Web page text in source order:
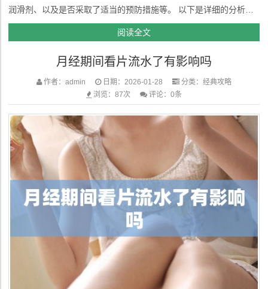
润滑剂、以及是否采取了适当的预防措施等。 以下是详细的分析和
建议，帮助理解肛交后恢复的过程，并提供相关的健康建议。 1. 肛
门区域的生理特点肛门是一个相对敏感的部位，肛门括约肌（负责控
阅读全文
月经期间看片流水了有影响吗
作者：admin 日期：2026-01-28 分类： 经典攻略
浏览：87次
评论：0条